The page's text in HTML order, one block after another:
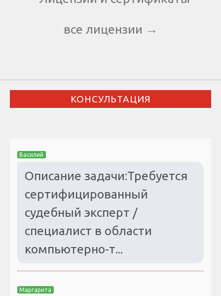
все лицензии →
КОНСУЛЬТАЦИЯ
Василий
Описание задачи:Требуется
сертифицированный
судебный эксперт /
специалист в области
компьютерно-т...
Маргарита